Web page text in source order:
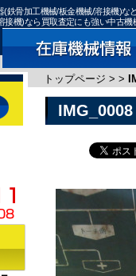
(鉄骨加工機械/板金機械/溶接機)
機)なら買取査定にも強い中古機
トップページ > >
IMG_0008